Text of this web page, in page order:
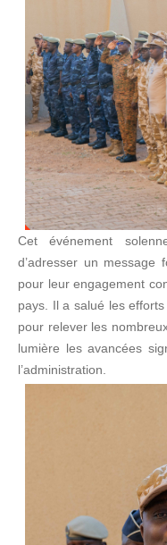
Cet événement
d’adresser un message
pour leur engagement
pays. Il a salué les
pour relever les
lumière les avancées
l’administration.